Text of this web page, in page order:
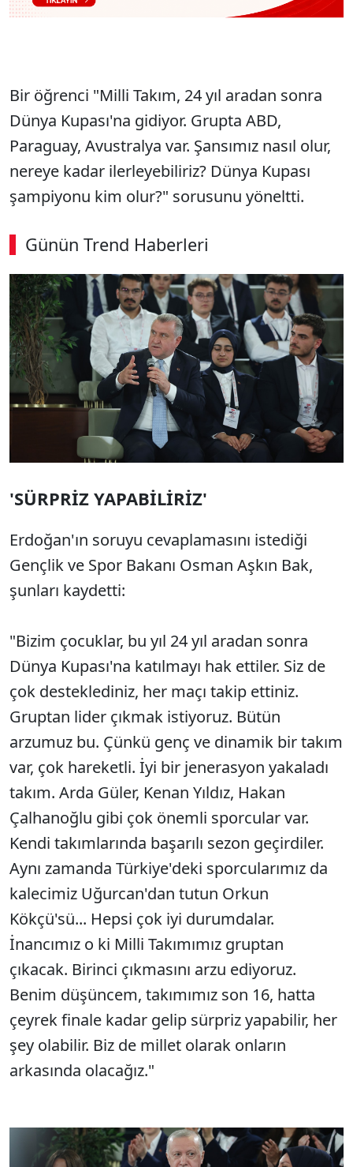
Bir öğrenci "Milli Takım, 24 yıl aradan sonra
Dünya Kupası'na gidiyor. Grupta ABD,
Paraguay, Avustralya var. Şansımız nasıl olur,
nereye kadar ilerleyebiliriz? Dünya Kupası
şampiyonu kim olur?" sorusunu yöneltti.
Günün Trend Haberleri
'SÜRPRİZ YAPABİLİRİZ'
Erdoğan'ın soruyu cevaplamasını istediği
Gençlik ve Spor Bakanı Osman Aşkın Bak,
şunları kaydetti:
"Bizim çocuklar, bu yıl 24 yıl aradan sonra
Dünya Kupası'na katılmayı hak ettiler. Siz de
çok desteklediniz, her maçı takip ettiniz.
Gruptan lider çıkmak istiyoruz. Bütün
arzumuz bu. Çünkü genç ve dinamik bir takım
var, çok hareketli. İyi bir jenerasyon yakaladı
takım. Arda Güler, Kenan Yıldız, Hakan
Çalhanoğlu gibi çok önemli sporcular var.
Kendi takımlarında başarılı sezon geçirdiler.
Aynı zamanda Türkiye'deki sporcularımız da
kalecimiz Uğurcan'dan tutun Orkun
Kökçü'sü... Hepsi çok iyi durumdalar.
İnancımız o ki Milli Takımımız gruptan
çıkacak. Birinci çıkmasını arzu ediyoruz.
Benim düşüncem, takımımız son 16, hatta
çeyrek finale kadar gelip sürpriz yapabilir, her
şey olabilir. Biz de millet olarak onların
arkasında olacağız."